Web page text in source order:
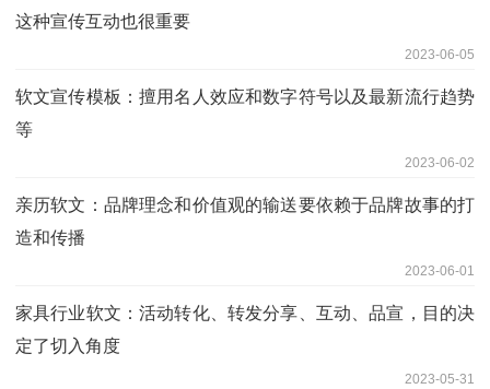
这种宣传互动也很重要
2023-06-05
软文宣传模板：擅用名人效应和数字符号以及最新流行趋势
等
2023-06-02
亲历软文：品牌理念和价值观的输送要依赖于品牌故事的打
造和传播
2023-06-01
家具行业软文：活动转化、转发分享、互动、品宣，目的决
定了切入角度
2023-05-31